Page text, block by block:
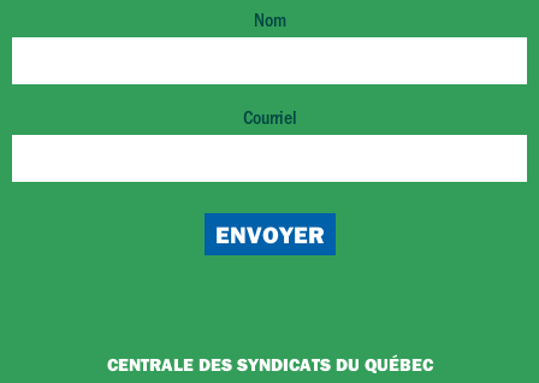
Nom
Courriel
CENTRALE DES SYNDICATS DU QUÉBEC